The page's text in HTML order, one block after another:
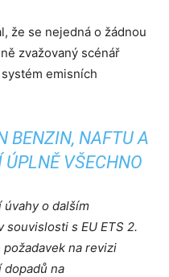
že se nejedná o žádnou
zvažovaný scénář
emisních
BENZIN, NAFTU A
VŠECHNO
úvahy o dalším
s EU ETS 2.
na revizi
dopadů na